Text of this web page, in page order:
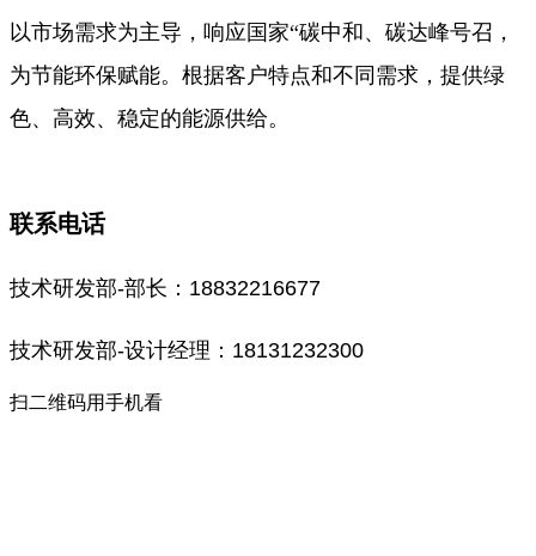
以市场需求为主导，响应国家“碳中和、碳达峰号召，
为节能环保赋能。根据客户特点和不同需求，提供绿
色、高效、稳定的能源供给。
联系电话
技术研发部-部长：18832216677
技术研发部-设计经理：18131232300
扫二维码用手机看